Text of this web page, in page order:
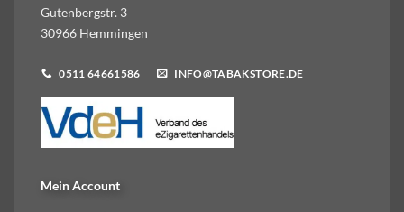
Gutenbergstr. 3
30966 Hemmingen
0511 64661586 INFO@TABAKSTORE.DE
Mein Account